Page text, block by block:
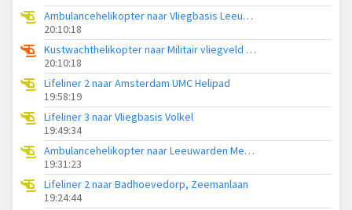
Ambulancehelikopter naar Vliegbasis Leeuwarden
20:10:18
Kustwachthelikopter naar Militair vliegveld De Kooy / Den Helder Airport
20:10:18
Lifeliner 2 naar Amsterdam UMC Helipad
19:58:19
Lifeliner 3 naar Vliegbasis Volkel
19:49:34
Ambulancehelikopter naar Leeuwarden Medical Center Heliport
19:31:23
Lifeliner 2 naar Badhoevedorp, Zeemanlaan
19:24:44